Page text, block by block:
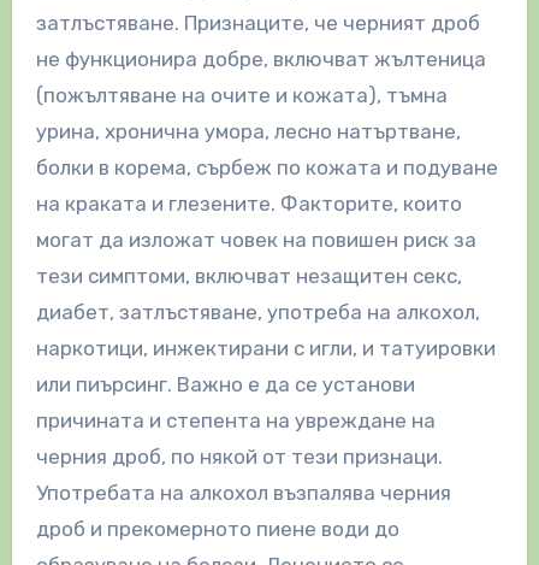
затлъстяване. Признаците, че черният дроб
не функционира добре, включват жълтеница
(пожълтяване на очите и кожата), тъмна
урина, хронична умора, лесно натъртване,
болки в корема, сърбеж по кожата и подуване
на краката и глезените. Факторите, които
могат да изложат човек на повишен риск за
тези симптоми, включват незащитен секс,
диабет, затлъстяване, употреба на алкохол,
наркотици, инжектирани с игли, и татуировки
или пиърсинг. Важно е да се установи
причината и степента на увреждане на
черния дроб, по някой от тези признаци.
Употребата на алкохол възпалява черния
дроб и прекомерното пиене води до